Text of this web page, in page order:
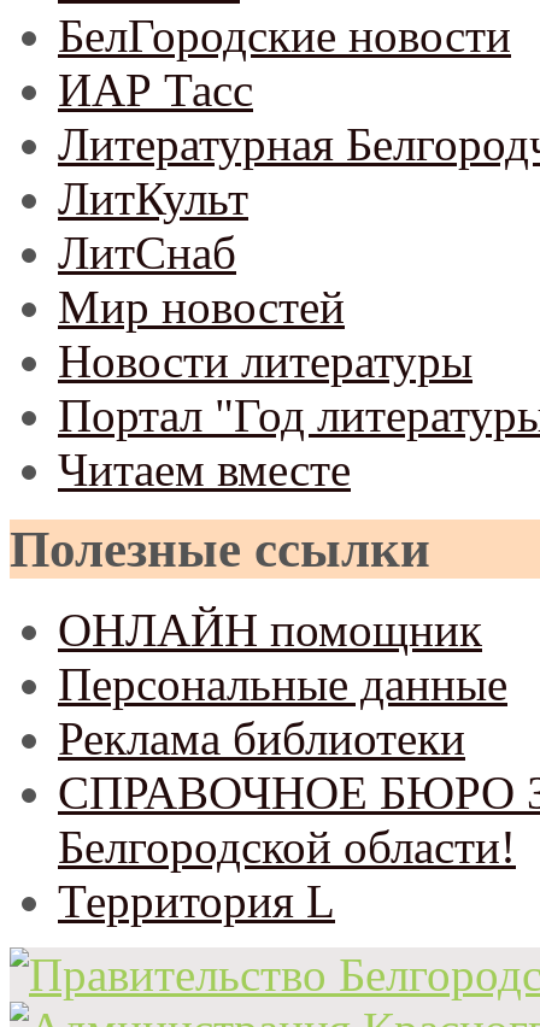
БелГородские новости
ИАР Тасс
Литературная
ЛитКульт
ЛитСнаб
Мир новостей
Новости литературы
Портал "Год
Читаем вместе
Полезные ссылки
ОНЛАЙН помощник
Персональные данные
Реклама библиотеки
СПРАВОЧНОЕ БЮРО
Белгородской области!
Территория L